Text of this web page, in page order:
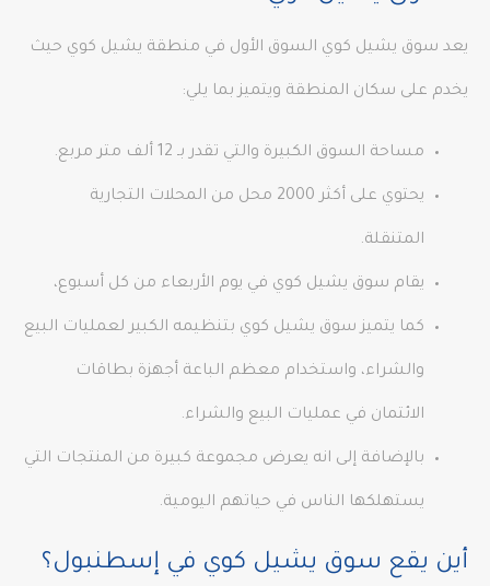
يعد سوق يشيل كوي السوق الأول في منطقة يشيل كوي حيث
يخدم على سكان المنطقة ويتميز بما يلي:
مساحة السوق الكبيرة والتي تقدر بـ 12 ألف متر مربع.
يحتوي على أكثر 2000 محل من المحلات التجارية
المتنقلة.
يقام سوق يشيل كوي في يوم الأربعاء من كل أسبوع،
كما يتميز سوق يشيل كوي بتنظيمه الكبير لعمليات البيع
والشراء، واستخدام معظم الباعة أجهزة بطاقات
الائتمان في عمليات البيع والشراء.
بالإضافة إلى انه يعرض مجموعة كبيرة من المنتجات التي
يستهلكها الناس في حياتهم اليومية.
أين يقع سوق يشيل كوي في إسطنبول؟